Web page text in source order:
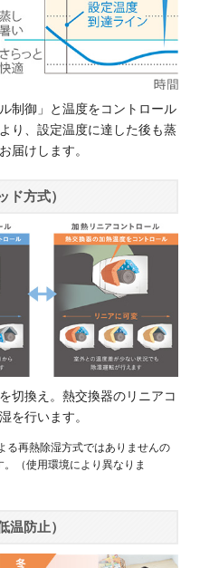
制御」と温度をコントロール
り、設定温度に達した後も蒸
届けします。
ド方式）
切換え。熱交換器のリニアコ
を行います。
る再熱除湿方式ではありませんの
（使用環境により異なりま
温防止）